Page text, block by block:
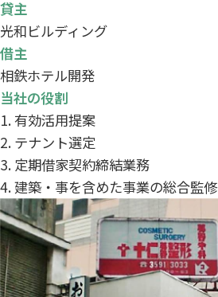
貸主
光和ビルディング
借主
相鉄ホテル開発
当社の役割
有効活用提案
テナント選定
定期借家契約締結業務
建築・事を含めた事業の総合監修